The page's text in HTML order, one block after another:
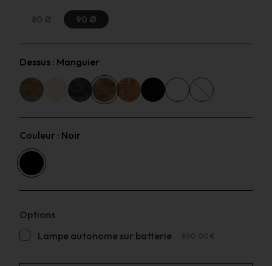
80 Ø 90 Ø
Dessus : Manguier
Couleur : Noir
Options
Lampe autonome sur batterie
890,00 €